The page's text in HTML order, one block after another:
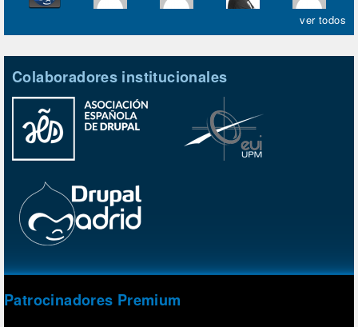
ver todos
Colaboradores institucionales
Patrocinadores Premium